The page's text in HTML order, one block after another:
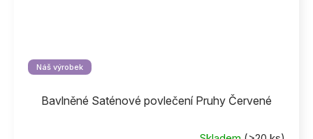
Náš výrobek
Bavlněné Saténové povlečení Pruhy Červené